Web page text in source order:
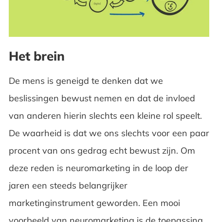
Het brein
De mens is geneigd te denken dat we
beslissingen bewust nemen en dat de invloed
van anderen hierin slechts een kleine rol speelt.
De waarheid is dat we ons slechts voor een paar
procent van ons gedrag echt bewust zijn. Om
deze reden is neuromarketing in de loop der
jaren een steeds belangrijker
marketinginstrument geworden. Een mooi